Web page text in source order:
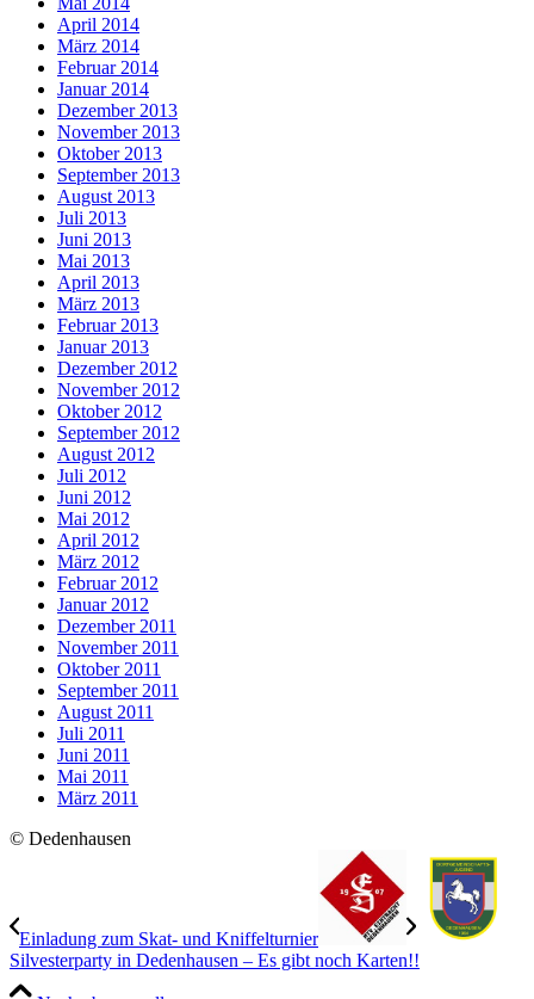
April 2014
März 2014
Februar 2014
Januar 2014
Dezember 2013
November 2013
Oktober 2013
September 2013
August 2013
Juli 2013
Juni 2013
Mai 2013
April 2013
März 2013
Februar 2013
Januar 2013
Dezember 2012
November 2012
Oktober 2012
September 2012
August 2012
Juli 2012
Juni 2012
Mai 2012
April 2012
März 2012
Februar 2012
Januar 2012
Dezember 2011
November 2011
Oktober 2011
September 2011
August 2011
Juli 2011
Juni 2011
Mai 2011
März 2011
© Dedenhausen
Einladung zum Skat- und Kniffelturnier
Silvesterparty in Dedenhausen – Es gibt noch Karten!!